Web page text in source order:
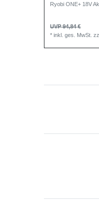
Ryobi ONE+ 18V
UVP 94,84 €
*inkl. ges. MwSt.